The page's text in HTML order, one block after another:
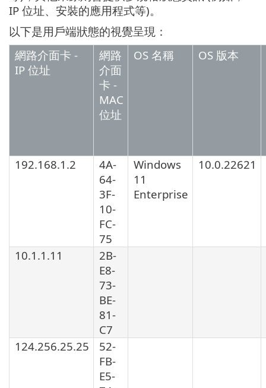
IP 位址、安裝的應用程式等)。
以下是用戶端狀態的視覺呈現：
網路介面卡 -
IP 位址
網路
介面
卡 -
MAC
位址
OS 名稱 OS 版本
192.168.1.2
4A-
64-
3F-
10-
FC-
75
Windows
11
Enterprise
10.0.22621
10.1.1.11
2B-
E8-
73-
BE-
81-
C7
124.256.25.25
52-
FB-
E5-